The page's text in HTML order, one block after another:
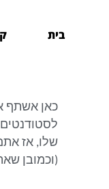
בית
כאן אשתף
שלו, אז
(וכמובן